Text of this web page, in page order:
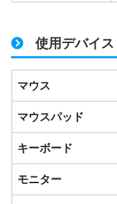
使用デバイス
マウス
マウスパッド
キーボード
モニター